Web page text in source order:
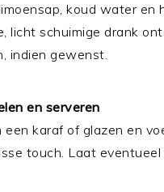
koud water en
licht schuimige drank
indien gewenst.
en serveren
een karaf of glazen en
touch. Laat